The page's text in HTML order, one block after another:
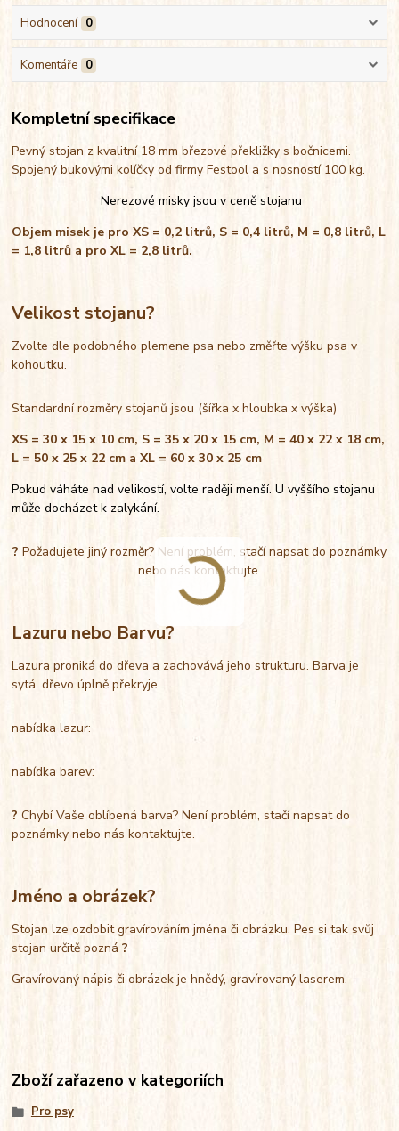
Hodnocení 0
Komentáře 0
Kompletní specifikace
Pevný stojan z kvalitní 18 mm březové překližky s bočnicemi.
Spojený bukovými kolíčky od firmy Festool a s nosností 100 kg.
Nerezové misky jsou v ceně stojanu
Objem misek je pro XS = 0,2 litrů, S = 0,4 litrů, M = 0,8 litrů, L
= 1,8 litrů a pro XL = 2,8 litrů.
Velikost stojanu?
Zvolte dle podobného plemene psa nebo změřte výšku psa v
kohoutku.
Standardní rozměry stojanů jsou (šířka x hloubka x výška)
XS = 30 x 15 x 10 cm, S = 35 x 20 x 15 cm, M = 40 x 22 x 18 cm,
L = 50 x 25 x 22 cm a XL = 60 x 30 x 25 cm
Pokud váháte nad velikostí, volte raději menší. U vyššího stojanu
může docházet k zalykání.
? Požadujete jiný rozměr? Není problém, stačí napsat do poznámky
nebo nás kontaktujte.
Lazuru nebo Barvu?
Lazura proniká do dřeva a zachovává jeho strukturu. Barva je
sytá, dřevo úplně překryje
nabídka lazur:
nabídka barev:
?Chybí Vaše oblíbená barva? Není problém, stačí napsat do
poznámky nebo nás kontaktujte.
Jméno a obrázek?
Stojan lze ozdobit gravírováním jména či obrázku. Pes si tak svůj
stojan určitě pozná?
Gravírovaný nápis či obrázek je hnědý, gravírovaný laserem.
Zboží zařazeno v kategoriích
Pro psy